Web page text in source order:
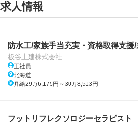
求人情報
防水工/家族手当充実・資格取得支援
板谷土建株式会社
正社員
北海道
月給29万6,175円～30万8,513円
フットリフレクソロジーセラピスト